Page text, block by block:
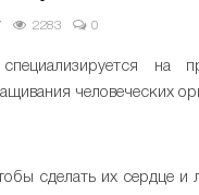
2283 0
на
человеческих
сделать их сердце и